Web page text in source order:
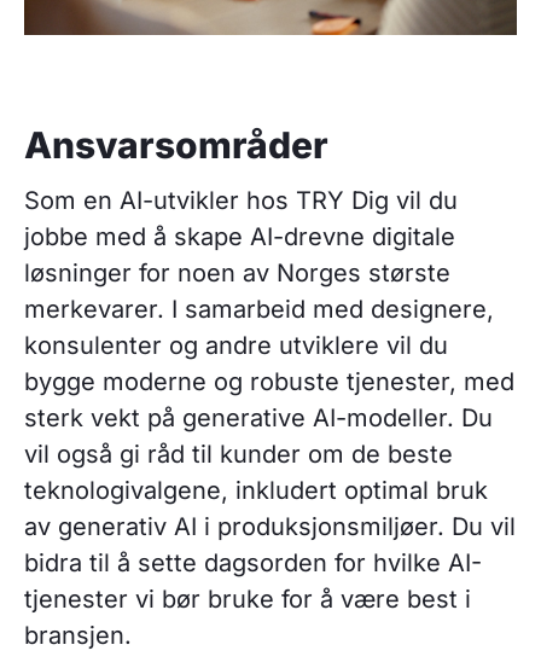
Ansvarsområder
Som en AI-utvikler hos TRY Dig vil du
jobbe med å skape AI-drevne digitale
løsninger for noen av Norges største
merkevarer. I samarbeid med designere,
konsulenter og andre utviklere vil du
bygge moderne og robuste tjenester, med
sterk vekt på generative AI-modeller. Du
vil også gi råd til kunder om de beste
teknologivalgene, inkludert optimal bruk
av generativ AI i produksjonsmiljøer. Du vil
bidra til å sette dagsorden for hvilke AI-
tjenester vi bør bruke for å være best i
bransjen.